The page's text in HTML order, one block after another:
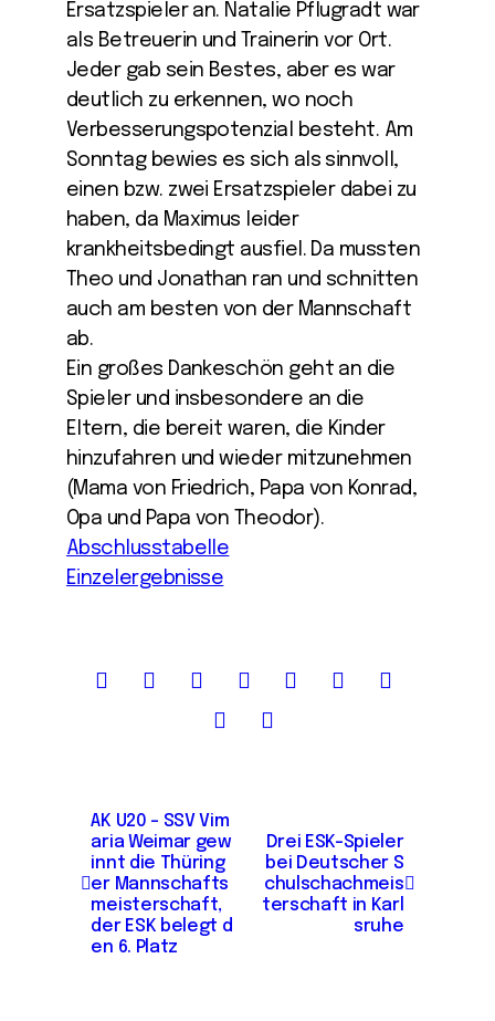
Ersatzspieler an. Natalie Pflugradt war
als Betreuerin und Trainerin vor Ort.
Jeder gab sein Bestes, aber es war
deutlich zu erkennen, wo noch
Verbesserungspotenzial besteht. Am
Sonntag bewies es sich als sinnvoll,
einen bzw. zwei Ersatzspieler dabei zu
haben, da Maximus leider
krankheitsbedingt ausfiel. Da mussten
Theo und Jonathan ran und schnitten
auch am besten von der Mannschaft
ab.
Ein großes Dankeschön geht an die
Spieler und insbesondere an die
Eltern, die bereit waren, die Kinder
hinzufahren und wieder mitzunehmen
(Mama von Friedrich, Papa von Konrad,
Opa und Papa von Theodor).
Abschlusstabelle
Einzelergebnisse
AK U20 – SSV Vim
aria Weimar gew
innt die Thüring
er Mannschafts
meisterschaft,
der ESK belegt d
en 6. Platz
Drei ESK-Spieler
bei Deutscher S
chulschachmeis
terschaft in Karl
sruhe